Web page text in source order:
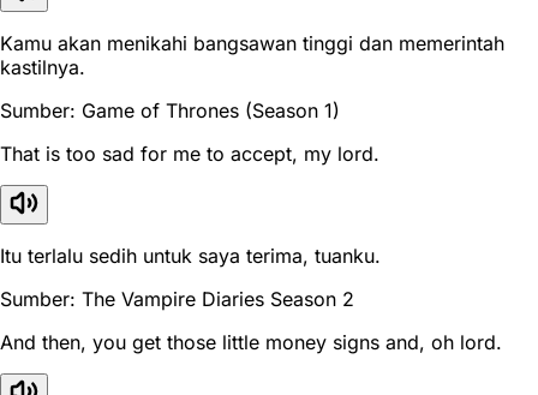
Kamu akan menikahi bangsawan tinggi dan memerintah
kastilnya.
Sumber: Game of Thrones (Season 1)
That is too sad for me to accept, my lord.
Itu terlalu sedih untuk saya terima, tuanku.
Sumber: The Vampire Diaries Season 2
And then, you get those little money signs and, oh lord.